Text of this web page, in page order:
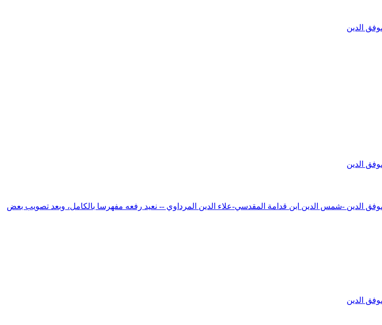
الدين
الدين
الدين -شمس الدين ابن قدامة المقدسي-علاء الدين المرداوي -- نعيد رفعه مفهرسا بالكامل، وبعد تصويب بعض
الدين